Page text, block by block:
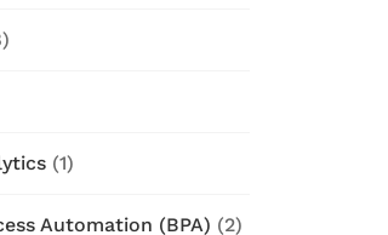
(1)
Automation (BPA) (2)